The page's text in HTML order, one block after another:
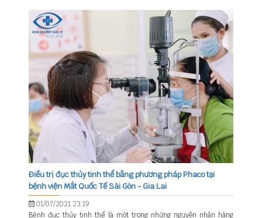
Điều trị đục thủy tinh thể bằng phương pháp Phaco tại
bệnh viện Mắt Quốc Tế Sài Gòn - Gia Lai
01/07/2021 23:19
Bệnh đục thủy tinh thể là một trong những nguyên nhân hàng